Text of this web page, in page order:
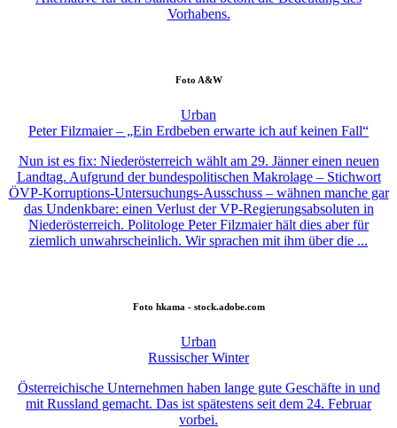
Vorhabens.
Foto A&W
Urban
Peter Filzmaier – „Ein Erdbeben erwarte ich auf keinen Fall“
Nun ist es fix: Niederösterreich wählt am 29. Jänner einen neuen
Landtag. Aufgrund der bundespolitischen Makrolage – Stichwort
ÖVP-Korruptions-Untersuchungs-Ausschuss – wähnen manche gar
das Undenkbare: einen Verlust der VP-Regierungsabsoluten in
Niederösterreich. Politologe Peter Filzmaier hält dies aber für
ziemlich unwahrscheinlich. Wir sprachen mit ihm über die ...
Foto hkama - stock.adobe.com
Urban
Russischer Winter
Österreichische Unternehmen haben lange gute Geschäfte in und
mit Russland gemacht. Das ist spätestens seit dem 24. Februar
vorbei.